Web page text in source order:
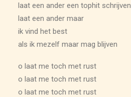
laat een ander een tophit schrijven
laat een ander maar
ik vind het best
als ik mezelf maar mag blijven
o laat me toch met rust
o laat me toch met rust
o laat me toch met rust